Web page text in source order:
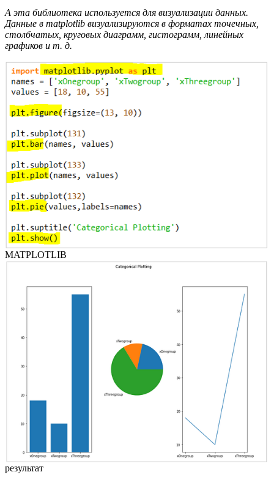
А эта библиотека используется для визуализации данных.
Данные в matplotlib визуализируются в форматах точечных,
столбчатых, круговых диаграмм, гистограмм, линейных
графиков и т. д.
MATPLOTLIB
результат